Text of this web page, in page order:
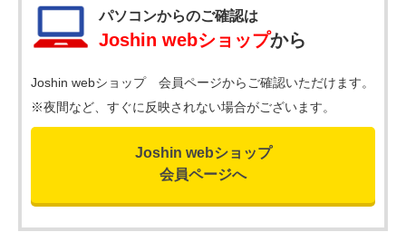
パソコンからのご確認は
Joshin webショップから
Joshin webショップ 会員ページからご確認いただけます。
※夜間など、すぐに反映されない場合がございます。
Joshin webショップ
会員ページへ